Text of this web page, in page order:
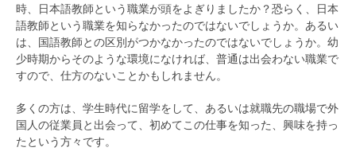
時、日本語教師という職業が頭をよぎりましたか？恐らく、日本
語教師という職業を知らなかったのではないでしょうか。あるい
は、国語教師との区別がつかなかったのではないでしょうか。幼
少時期からそのような環境になければ、普通は出会わない職業で
すので、仕方のないことかもしれません。
多くの方は、学生時代に留学をして、あるいは就職先の職場で外
国人の従業員と出会って、初めてこの仕事を知った、興味を持っ
たという方々です。